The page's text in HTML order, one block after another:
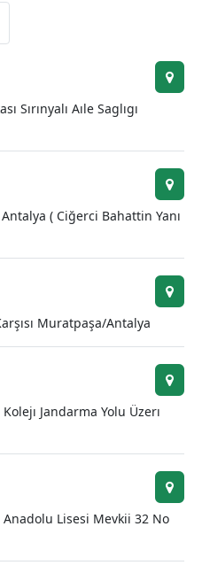
Denizli
Edirne
Elazığ
Erzurum
Eskişehir
Sırınyalı Aıle Saglıgı
( Ciğerci Bahattin Yanı
Muratpaşa/Antalya
Jandarma Yolu Üzerı
Anadolu Lisesi Mevkii 32 No
Celal DEMİREL Hakk'ın
rahmetine kavuşmuştur